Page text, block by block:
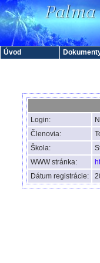
Login:
Členovia:
Škola:
WWW stránka:
Dátum registrácie:
Úvod